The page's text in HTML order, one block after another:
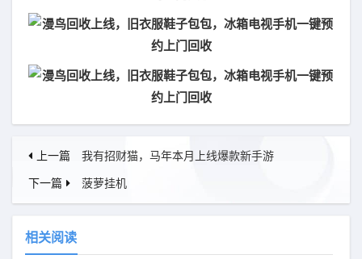
上一篇
我有招财猫，马年本月上线爆款新手游
下一篇
菠萝挂机
相关阅读